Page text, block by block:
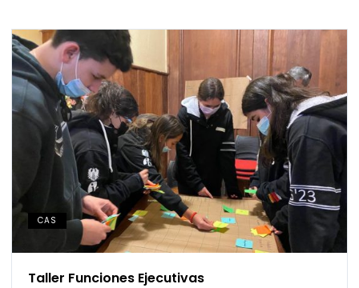
CAS
Taller Funciones Ejecutivas